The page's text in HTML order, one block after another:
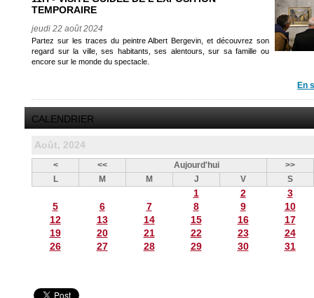
TEMPORAIRE
jeudi 22 août 2024
Partez sur les traces du peintre Albert Bergevin, et découvrez son
regard sur la ville, ses habitants, ses alentours, sur sa famille ou
encore sur le monde du spectacle.
En
CALENDRIER
Août, 2024
< << Aujourd'hui
>>
L
M M J V S
1 2
3
5
6 7 8 9
10
12
13 14 15 16
17
19
20 21 22 23
24
26
27 28 29 30 31